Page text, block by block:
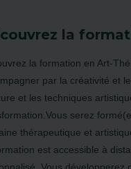
la
la formation en Art-
par la créativité et
et les techniques
serez
thérapeutique et
est accessible à